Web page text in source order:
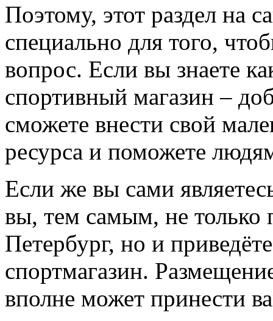
Поэтому, этот раздел на
специально для того,
вопрос. Если вы знаете
спортивный магазин –
сможете внести свой
ресурса и поможете
Если же вы сами
вы, тем самым, не только
Петербург, но и
спортмагазин.
вполне может принести